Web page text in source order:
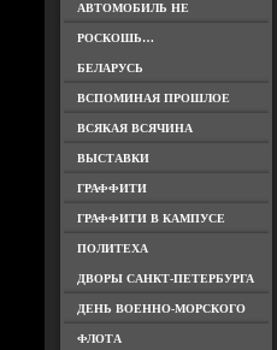
АВТОМОБИЛЬ НЕ
РОСКОШЬ…
БЕЛАРУСЬ
ВСПОМИНАЯ ПРОШЛОЕ
ВСЯКАЯ ВСЯЧИНА
ВЫСТАВКИ
ГРАФФИТИ
ГРАФФИТИ В КАМПУСЕ
ПОЛИТЕХА
ДВОРЫ САНКТ-ПЕТЕРБУРГА
ДЕНЬ ВОЕННО-МОРСКОГО
ФЛОТА